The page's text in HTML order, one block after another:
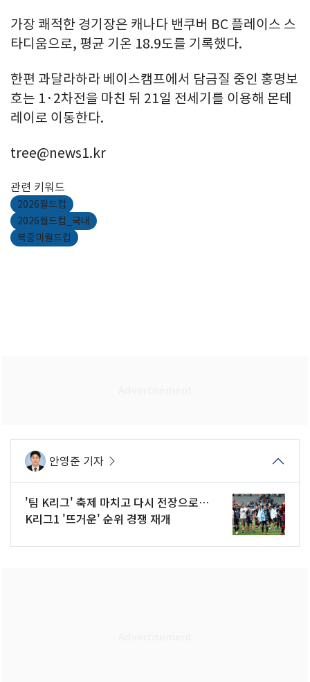
가장 쾌적한 경기장은 캐나다 밴쿠버 BC 플레이스 스
타디움으로, 평균 기온 18.9도를 기록했다.
한편 과달라하라 베이스캠프에서 담금질 중인 홍명보
호는 1·2차전을 마친 뒤 21일 전세기를 이용해 몬테
레이로 이동한다.
tree@news1.kr
관련 키워드
2026월드컵
2026월드컵_국내
북중미월드컵
안영준 기자
'팀 K리그' 축제 마치고 다시 전장으로…
K리그1 '뜨거운' 순위 경쟁 재개